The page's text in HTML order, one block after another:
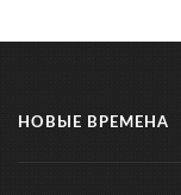
НОВЫЕ ВРЕМЕНА